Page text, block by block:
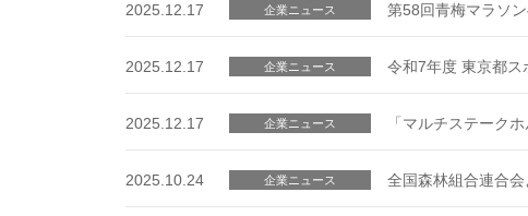
2025.12.17 企業ニュース 第58回青梅マラソ
2025.12.17 企業ニュース 令和7年度 東京都ス
2025.12.17 企業ニュース 「マルチステーク
2025.10.24 企業ニュース 全国森林組合連合